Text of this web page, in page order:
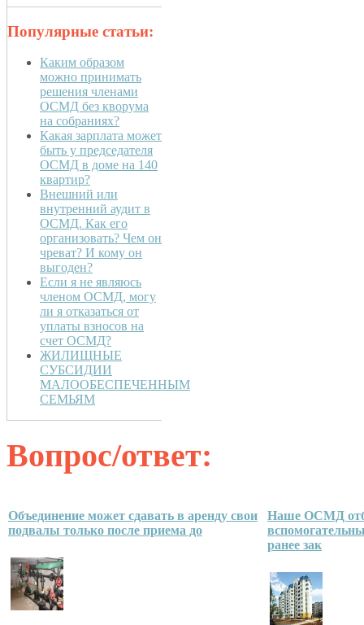
Популярные статьи:
Каким образом
можно принимать
решения членами
ОСМД без кворума
на собраниях?
Какая зарплата может
быть у председателя
ОСМД в доме на 140
квартир?
Внешний или
внутренний аудит в
ОСМД. Как его
организовать? Чем он
чреват? И кому он
выгоден?
Если я не являюсь
членом ОСМД, могу
ли я отказаться от
уплаты взносов на
счет ОСМД?
ЖИЛИЩНЫЕ
СУБСИДИИ
МАЛООБЕСПЕЧЕННЫМ
СЕМЬЯМ
Вопрос/ответ:
Объединение может сдавать в аренду свои
подвалы только после приема до
Наше ОСМД
ранее зак